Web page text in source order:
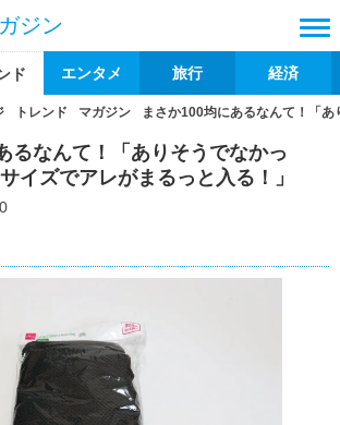
ジン
ド エンタメ 旅行 経済
トレンド マガジン まさか100均にあるなんて！「
るなんて！「ありそうでなかっ
イズでアレがまるっと入る！」